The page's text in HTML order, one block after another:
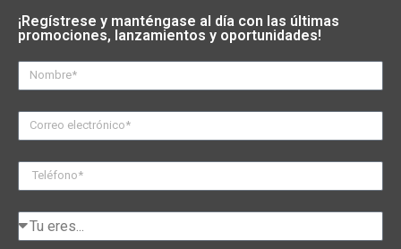
¡Regístrese y manténgase al día con las últimas
promociones, lanzamientos y oportunidades!